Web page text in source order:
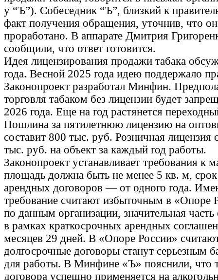
у “Ъ”). Собеседник “Ъ”, близкий к
факт получения обращения, уточнив, что
проработано. В аппарате Дмитрия
сообщили, что ответ готовится.
Идея лицензирования продажи табака
года. Весной 2025 года идею поддержало
Законопроект разработал Минфин.
торговля табаком без лицензии будет
2026 года. Еще на год растянется
Пошлина за пятилетнюю лицензию на
составит 800 тыс. руб. Розничная лицензия
тыс. руб. на объект за каждый год работы.
Законопроект устанавливает требования к
площадь должна быть не менее 5 кв. м, срок
арендных договоров — от одного года.
требование считают избыточным в «Опоре
по данным организации, значительная часть
в рамках краткосрочных арендных
месяцев 29 дней. В «Опоре России»
долгосрочные договоры станут серьезным
для работы. В Минфине «Ъ» пояснили, что
договора успешно применяется на